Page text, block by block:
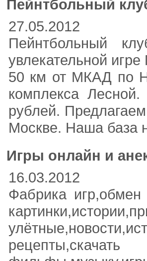
Пейнтбольный
27.05.2012
Пейнтбольный
увлекательной
50 км от МКАД по
комплекса
рублей.
Москве. Наша база
Игры онлайн и
16.03.2012
Фабрика игр,обмен